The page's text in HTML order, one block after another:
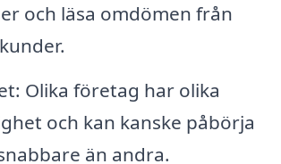
och läsa omdömen från
Olika företag har olika
och kan kanske påbörja
än andra.